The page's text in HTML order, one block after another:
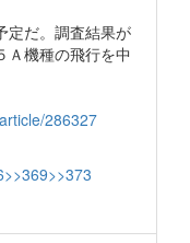
定だ。調査結果が
Ａ機種の飛行を中
286327
>>369>>373